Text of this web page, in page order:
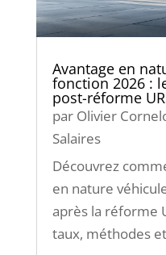
Avantage en
fonction 2026 :
post-réforme
par Olivier
Salaires
Découvrez
en nature
après la réforme
taux, méthodes